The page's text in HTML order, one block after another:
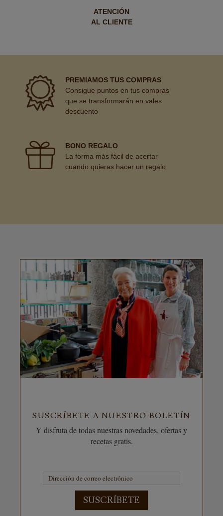
ATENCIÓN
AL CLIENTE
PREMIAMOS TUS COMPRAS
Consigue puntos en tus compras
que se transformarán en vales
descuento
BONO REGALO
La forma más fácil de acertar
cuando quieras hacer un regalo
SUSCRÍBETE A NUESTRO BOLETÍN
Y disfruta de todas nuestras novedades, ofertas y
recetas gratis.
SUSCRÍBETE